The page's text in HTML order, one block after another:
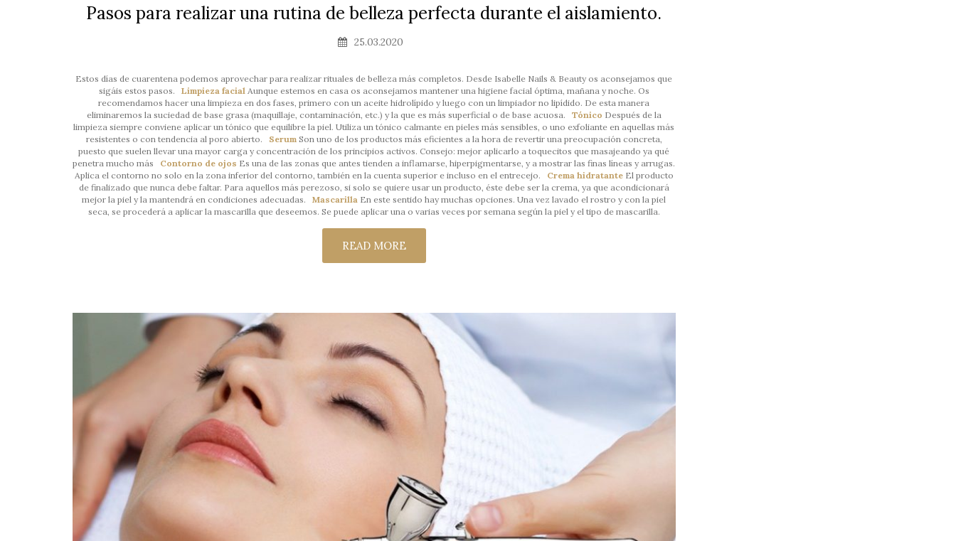
Pasos para realizar una rutina de belleza perfecta durante el aislamiento.
25.03.2020
Estos días de cuarentena podemos aprovechar para realizar rituales de belleza más completos. Desde Isabelle Nails & Beauty os aconsejamos que
sigáis estos pasos. Limpieza facialAunque estemos en casa os aconsejamos mantener una higiene facial óptima, mañana y noche. Os
recomendamos hacer una limpieza en dos fases, primero con un aceite hidrolípido y luego con un limpiador no lipídido. De esta manera
eliminaremos la suciedad de base grasa (maquillaje, contaminación, etc.) y la que es más superficial o de base acuosa. Tónico Después de la
limpieza siempre conviene aplicar un tónico que equilibre la piel. Utiliza un tónico calmante en pieles más sensibles, o uno exfoliante en aquellas más
resistentes o con tendencia al poro abierto. SerumSon uno de los productos más eficientes a la hora de revertir una preocupación concreta,
puesto que suelen llevar una mayor carga y concentración de los principios activos. Consejo: mejor aplicarlo a toquecitos que masajeando ya qué
penetra mucho más Contorno de ojos Es una de las zonas que antes tienden a inflamarse, hiperpigmentarse, y a mostrar las finas líneas y arrugas.
Aplica el contorno no solo en la zona inferior del contorno, también en la cuenta superior e incluso en el entrecejo. Crema hidratanteEl producto
de finalizado que nunca debe faltar. Para aquellos más perezoso, si solo se quiere usar un producto, éste debe ser la crema, ya que acondicionará
mejor la piel y la mantendrá en condiciones adecuadas.Mascarilla En este sentido hay muchas opciones. Una vez lavado el rostro y con la piel
seca, se procederá a aplicar la mascarilla que deseemos. Se puede aplicar una o varias veces por semana según la piel y el tipo de mascarilla.
READ MORE